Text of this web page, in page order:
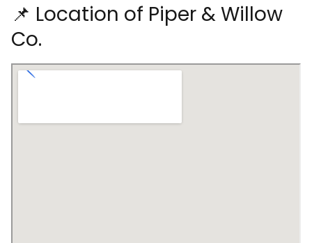
📌 Location of Piper & Willow
Co.